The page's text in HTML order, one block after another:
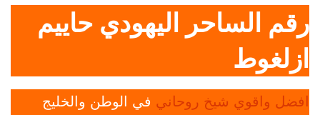
رقم الساحر اليهودي حاييم
ازلغوط
افضل واقوي شيخ روحاني في الوطن والخليج